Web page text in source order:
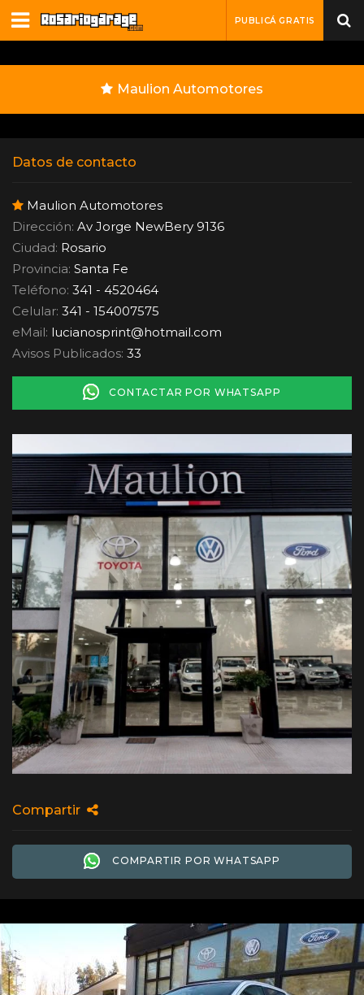
PUBLICÁ GRATIS
Maulion Automotores
Datos de contacto
Maulion Automotores
Dirección: Av Jorge NewBery 9136
Ciudad: Rosario
Provincia: Santa Fe
Teléfono: 341 - 4520464
Celular: 341 - 154007575
eMail: lucianosprint@hotmail.com
Avisos Publicados: 33
CONTACTAR POR WHATSAPP
Compartir
COMPARTIR POR WHATSAPP